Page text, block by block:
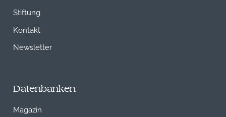
Stiftung
Kontakt
Newsletter
Datenbanken
Magazin